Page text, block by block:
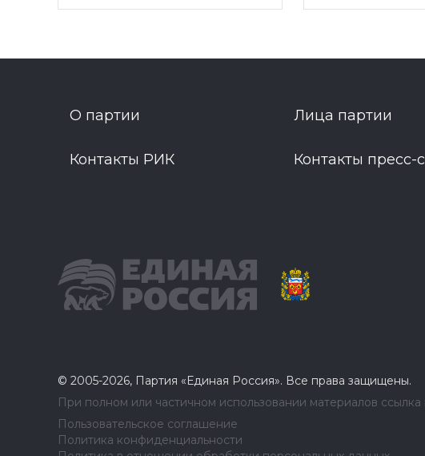
О партии Лица партии
Контакты РИК Контакты пресс-
© 2005-2026, Партия «Единая Россия». Все права защищены.
При полном или частичном использовании материалов ссылка
Пользовательское соглашение
Политика конфиденциальности